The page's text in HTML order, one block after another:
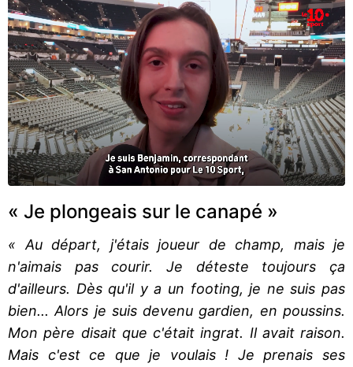
« Je plongeais sur le canapé »
« Au départ, j'étais joueur de champ, mais je
n'aimais pas courir. Je déteste toujours ça
d'ailleurs. Dès qu'il y a un footing, je ne suis pas
bien... Alors je suis devenu gardien, en poussins.
Mon père disait que c'était ingrat. Il avait raison.
Mais c'est ce que je voulais ! Je prenais ses